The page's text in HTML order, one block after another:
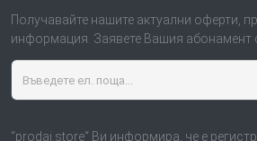
Получавайте нашите актуални оферти,
информация. Заявете Вашия абонамент
“prodai.store“ Ви информира, че е